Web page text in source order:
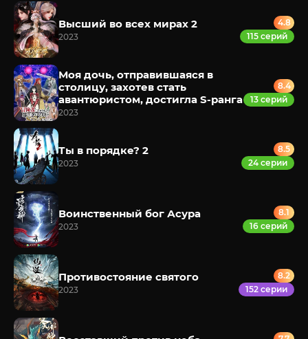
Высший во всех мирах 2
2023
4.8
115 серий
Моя дочь, отправившаяся в
столицу, захотев стать
авантюристом, достигла S-ранга
2023
8.4
13 серий
Ты в порядке? 2
2023
8.5
24 серии
Воинственный бог Асура
2023
8.1
16 серий
Противостояние святого
2023
8.2
152 серии